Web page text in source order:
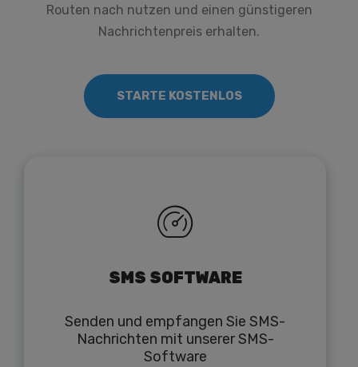
Routen nach nutzen und einen günstigeren
Nachrichtenpreis erhalten.
STARTE KOSTENLOS
SMS SOFTWARE
Senden und empfangen Sie SMS-
Nachrichten mit unserer SMS-
Software